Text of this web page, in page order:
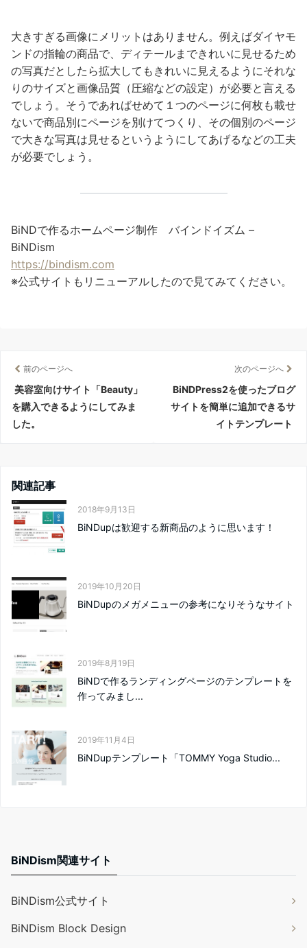
大きすぎる画像にメリットはありません。例えばダイヤモ
ンドの指輪の商品で、ディテールまできれいに見せるため
の写真だとしたら拡大してもきれいに見えるようにそれな
りのサイズと画像品質（圧縮などの設定）が必要と言える
でしょう。そうであればせめて１つのページに何枚も載せ
ないで商品別にページを別けてつくり、その個別のページ
で大きな写真は見せるというようにしてあげるなどの工夫
が必要でしょう。
BiNDで作るホームページ制作 バインドイズム –
BiNDism
https://bindism.com
※公式サイトもリニューアルしたので見てみてください。
前のページへ
美容室向けサイト「Beauty」
を購入できるようにしてみま
した。
次のページへ
BiNDPress2を使ったブログ
サイトを簡単に追加できるサ
イトテンプレート
関連記事
2018年9月13日
BiNDupは歓迎する新商品のように思います！
2019年10月20日
BiNDupのメガメニューの参考になりそうなサイト
2019年8月19日
BiNDで作るランディングページのテンプレートを
作ってみまし...
2019年11月4日
BiNDupテンプレート「TOMMY Yoga Studio...
BiNDism関連サイト
BiNDism公式サイト
BiNDism Block Design